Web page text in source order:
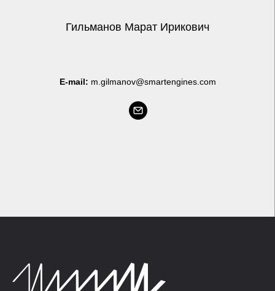
Гильманов Марат Ирикович
E-mail: m.gilmanov@smartengines.com